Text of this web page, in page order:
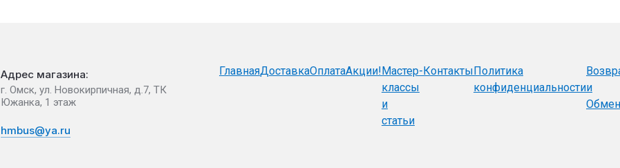
Адрес магазина:
г. Омск, ул. Новокирпичная, д.7, ТК
Южанка, 1 этаж
hmbus@ya.ru
ГлавнаяДоставкаОплатаАкции!Мастер-
классы
и
статьи
КонтактыПолитика
конфиденциальностии
Обмен